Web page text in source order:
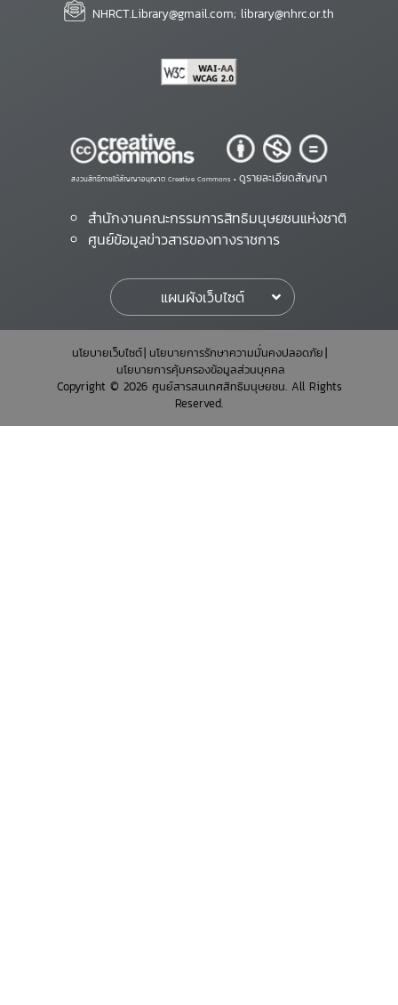
NHRCT.Library@gmail.com; library@nhrc.or.th
สงวนสิทธิ์ภายใต้สัญญาอนุญาต Creative Commons • ดูรายละเอียดสัญญา
สำนักงานคณะกรรมการสิทธิมนุษยชนแห่งชาติ
ศูนย์ข้อมูลข่าวสารของทางราชการ
แผนผังเว็บไซต์
นโยบายเว็บไซต์ นโยบายการรักษาความมั่นคงปลอดภัย
นโยบายการคุ้มครองข้อมูลส่วนบุคคล
Copyright © 2026 ศูนย์สารสนเทศสิทธิมนุษยชน. All Rights
Reserved.